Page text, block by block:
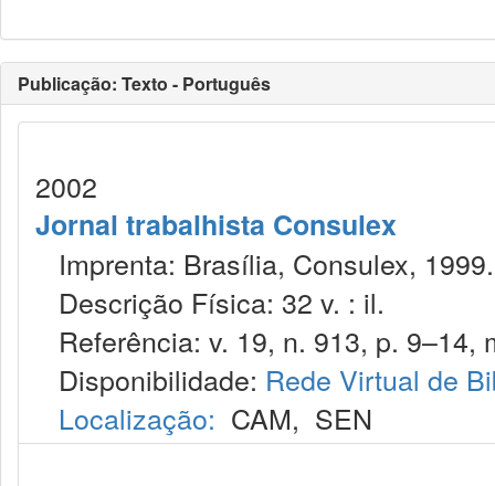
Publicação: Texto - Português
2002
Jornal trabalhista Consulex
Imprenta: Brasília, Consulex, 1999.
Descrição Física: 32 v. : il.
Referência: v. 19, n. 913, p. 9–14,
Disponibilidade: Rede Virtual de
Localização: CAM, SEN